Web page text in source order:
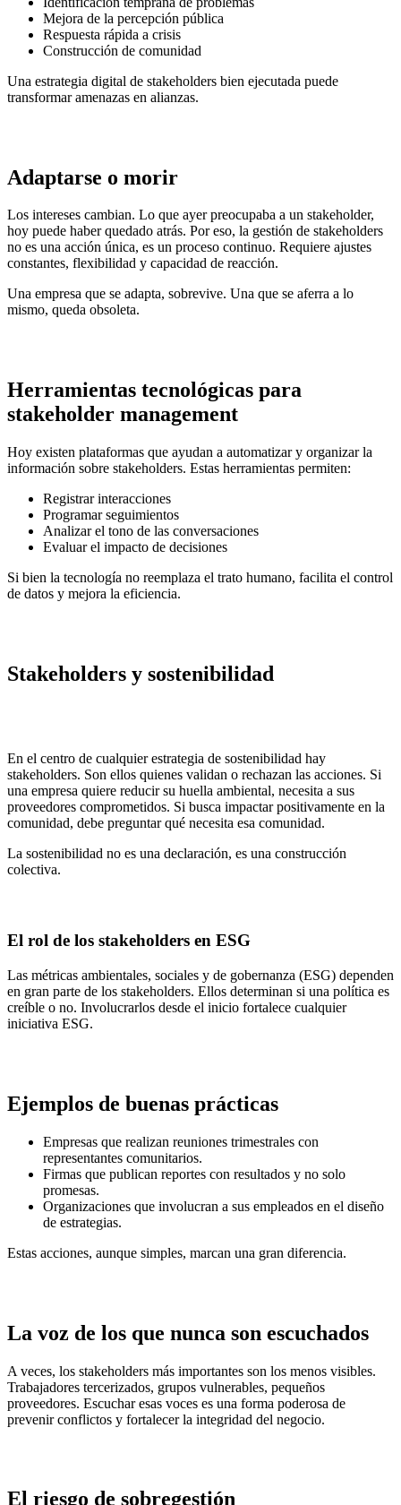
Mejora de la percepción pública
Respuesta rápida a crisis
Construcción de comunidad
Una estrategia digital de stakeholders bien ejecutada puede
transformar amenazas en alianzas.
Adaptarse o morir
Los intereses cambian. Lo que ayer preocupaba a un stakeholder,
hoy puede haber quedado atrás. Por eso, la gestión de stakeholders
no es una acción única, es un proceso continuo. Requiere ajustes
constantes, flexibilidad y capacidad de reacción.
Una empresa que se adapta, sobrevive. Una que se aferra a lo
mismo, queda obsoleta.
Herramientas tecnológicas para
stakeholder management
Hoy existen plataformas que ayudan a automatizar y organizar la
información sobre stakeholders. Estas herramientas permiten:
Registrar interacciones
Programar seguimientos
Analizar el tono de las conversaciones
Evaluar el impacto de decisiones
Si bien la tecnología no reemplaza el trato humano, facilita el control
de datos y mejora la eficiencia.
Stakeholders y sostenibilidad
En el centro de cualquier estrategia de sostenibilidad hay
stakeholders. Son ellos quienes validan o rechazan las acciones. Si
una empresa quiere reducir su huella ambiental, necesita a sus
proveedores comprometidos. Si busca impactar positivamente en la
comunidad, debe preguntar qué necesita esa comunidad.
La sostenibilidad no es una declaración, es una construcción
colectiva.
El rol de los stakeholders en ESG
Las métricas ambientales, sociales y de gobernanza (ESG) dependen
en gran parte de los stakeholders. Ellos determinan si una política es
creíble o no. Involucrarlos desde el inicio fortalece cualquier
iniciativa ESG.
Ejemplos de buenas prácticas
Empresas que realizan reuniones trimestrales con
representantes comunitarios.
Firmas que publican reportes con resultados y no solo
promesas.
Organizaciones que involucran a sus empleados en el diseño
de estrategias.
Estas acciones, aunque simples, marcan una gran diferencia.
La voz de los que nunca son escuchados
A veces, los stakeholders más importantes son los menos visibles.
Trabajadores tercerizados, grupos vulnerables, pequeños
proveedores. Escuchar esas voces es una forma poderosa de
prevenir conflictos y fortalecer la integridad del negocio.
El riesgo de sobregestión